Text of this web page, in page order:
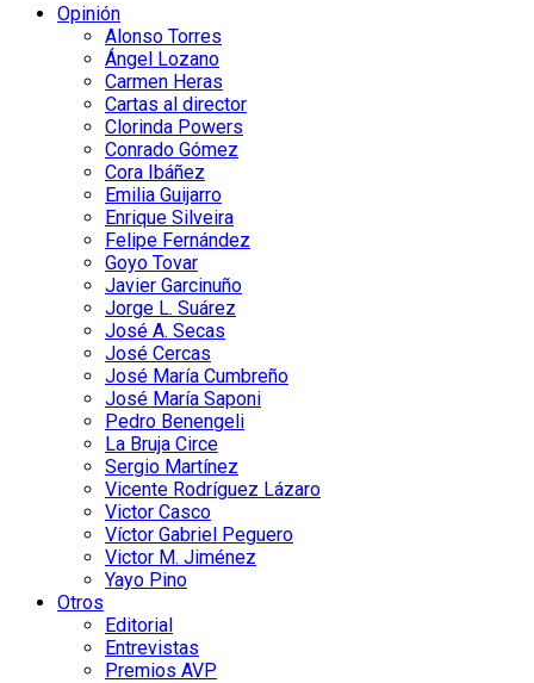
Opinión
Alonso Torres
Ángel Lozano
Carmen Heras
Cartas al director
Clorinda Powers
Conrado Gómez
Cora Ibáñez
Emilia Guijarro
Enrique Silveira
Felipe Fernández
Goyo Tovar
Javier Garcinuño
Jorge L. Suárez
José A. Secas
José Cercas
José María Cumbreño
José María Saponi
Pedro Benengeli
La Bruja Circe
Sergio Martínez
Vicente Rodríguez Lázaro
Victor Casco
Víctor Gabriel Peguero
Victor M. Jiménez
Yayo Pino
Otros
Editorial
Entrevistas
Premios AVP